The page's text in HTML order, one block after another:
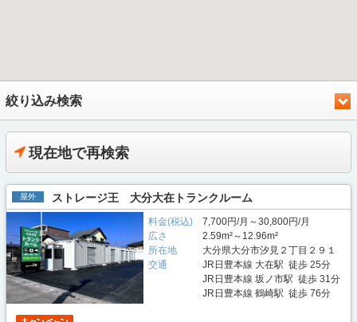
絞り込み検索
現在地で再検索
屋外 ストレージ王 大分大在トランクルーム
料金(税込)
7,700円/月～30,800円/月
広さ
2.59m²～12.96m²
所在地
大分県大分市汐見２丁目２９１
交通
JR日豊本線 大在駅 徒歩 25分
JR日豊本線 坂ノ市駅 徒歩 31分
JR日豊本線 鶴崎駅 徒歩 76分